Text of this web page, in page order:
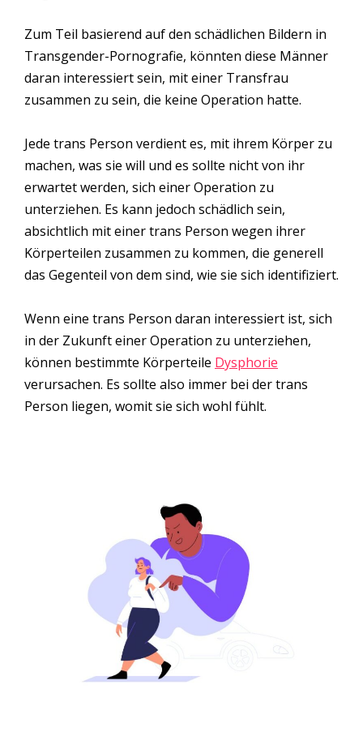
Zum Teil basierend auf den schädlichen Bildern in
Transgender-Pornografie, könnten diese Männer
daran interessiert sein, mit einer Transfrau
zusammen zu sein, die keine Operation hatte.
Jede trans Person verdient es, mit ihrem Körper zu
machen, was sie will und es sollte nicht von ihr
erwartet werden, sich einer Operation zu
unterziehen. Es kann jedoch schädlich sein,
absichtlich mit einer trans Person wegen ihrer
Körperteilen zusammen zu kommen, die generell
das Gegenteil von dem sind, wie sie sich identifiziert.
Wenn eine trans Person daran interessiert ist, sich
in der Zukunft einer Operation zu unterziehen,
können bestimmte Körperteile Dysphorie
verursachen. Es sollte also immer bei der trans
Person liegen, womit sie sich wohl fühlt.